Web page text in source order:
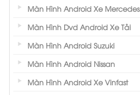
Màn Hình Android Xe Mercedes
Màn Hình Dvd Android Xe Tải
Màn Hình Android Suzuki
Màn Hình Android Nissan
Màn Hình Android Xe Vinfast